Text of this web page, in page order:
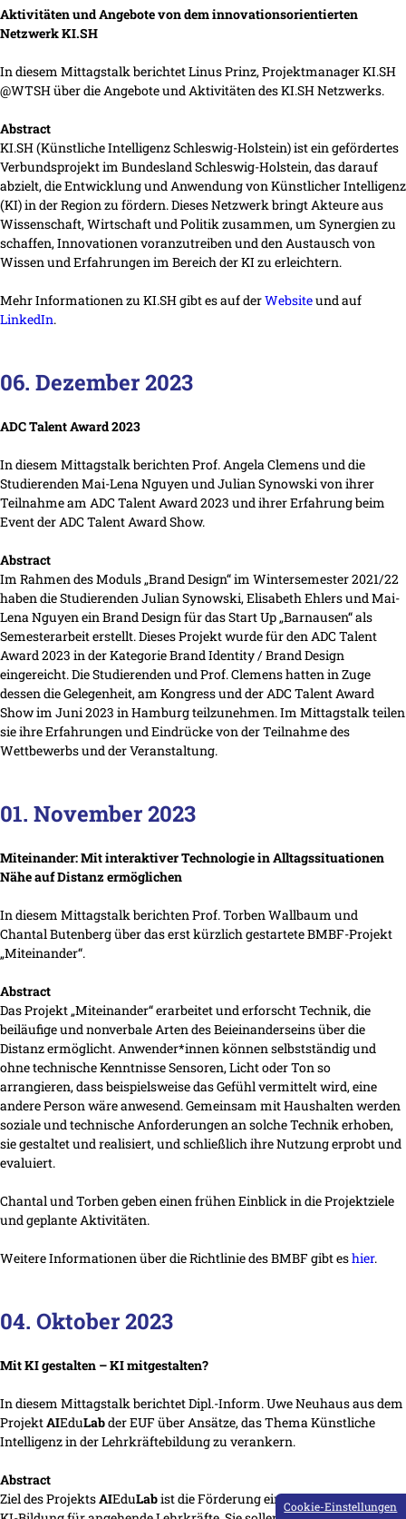
Aktivitäten und Angebote von dem innovationsorientierten
Netzwerk KI.SH
In diesem Mittagstalk berichtet Linus Prinz, Projektmanager KI.SH
@WTSH über die Angebote und Aktivitäten des KI.SH Netzwerks.
Abstract
KI.SH (Künstliche Intelligenz Schleswig-Holstein) ist ein gefördertes
Verbundsprojekt im Bundesland Schleswig-Holstein, das darauf
abzielt, die Entwicklung und Anwendung von Künstlicher Intelligenz
(KI) in der Region zu fördern. Dieses Netzwerk bringt Akteure aus
Wissenschaft, Wirtschaft und Politik zusammen, um Synergien zu
schaffen, Innovationen voranzutreiben und den Austausch von
Wissen und Erfahrungen im Bereich der KI zu erleichtern.
Mehr Informationen zu KI.SH gibt es auf derWebsiteund auf
LinkedIn.
06. Dezember 2023
ADC Talent Award 2023
In diesem Mittagstalk berichten Prof. Angela Clemens und die
Studierenden Mai-Lena Nguyen und Julian Synowski von ihrer
Teilnahme am ADC Talent Award 2023 und ihrer Erfahrung beim
Event der ADC Talent Award Show.
Abstract
Im Rahmen des Moduls „Brand Design“ im Wintersemester 2021/22
haben die Studierenden Julian Synowski, Elisabeth Ehlers und Mai-
Lena Nguyen ein Brand Design für das Start Up „Barnausen“ als
Semesterarbeit erstellt. Dieses Projekt wurde für den ADC Talent
Award 2023 in der Kategorie Brand Identity / Brand Design
eingereicht. Die Studierenden und Prof. Clemens hatten in Zuge
dessen die Gelegenheit, am Kongress und der ADC Talent Award
Show im Juni 2023 in Hamburg teilzunehmen. Im Mittagstalk teilen
sie ihre Erfahrungen und Eindrücke von der Teilnahme des
Wettbewerbs und der Veranstaltung.
01. November 2023
Miteinander: Mit interaktiver Technologie in Alltagssituationen
Nähe auf Distanz ermöglichen
In diesem Mittagstalk berichten Prof. Torben Wallbaum und
Chantal Butenberg über das erst kürzlich gestartete BMBF-Projekt
„Miteinander“.
Abstract
Das Projekt „Miteinander“ erarbeitet und erforscht Technik, die
beiläufige und nonverbale Arten des Beieinanderseins über die
Distanz ermöglicht. Anwender*innen können selbstständig und
ohne technische Kenntnisse Sensoren, Licht oder Ton so
arrangieren, dass beispielsweise das Gefühl vermittelt wird, eine
andere Person wäre anwesend. Gemeinsam mit Haushalten werden
soziale und technische Anforderungen an solche Technik erhoben,
sie gestaltet und realisiert, und schließlich ihre Nutzung erprobt und
evaluiert.
Chantal und Torben geben einen frühen Einblick in die Projektziele
und geplante Aktivitäten.
Weitere Informationen über die Richtlinie des BMBF gibt eshier.
04. Oktober 2023
Mit KI gestalten – KI mitgestalten?
In diesem Mittagstalk berichtet Dipl.-Inform. Uwe Neuhaus aus dem
ProjektAIEduLabder EUF über Ansätze, das Thema Künstliche
Intelligenz in der Lehrkräftebildung zu verankern.
Abstract
Ziel des ProjektsAIEduLabist die Förderung einer niederschwelligen
Cookie-Einstellungen